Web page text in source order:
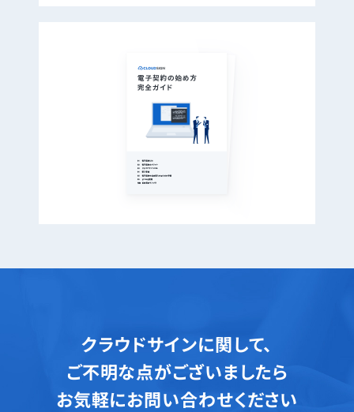
クラウドサインに関して、
ご不明な点がございましたら
お気軽にお問い合わせください